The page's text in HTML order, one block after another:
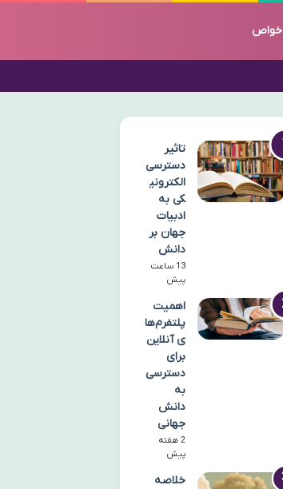
خواص
تاثیر
دسترسی
الکترونی
کی به
ادبیات
جهان بر
دانش
13 ساعت
پیش
اهمیت
پلتفرم‌ها
ی آنلاین
برای
دسترسی
به
دانش
جهانی
2 هفته
پیش
خلاصه